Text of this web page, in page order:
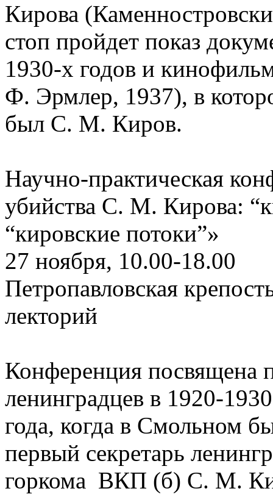
Кирова
стоп пройдет показ
1930-х годов и
Ф. Эрмлер, 1937), в
был С. М. Киров.
Научно-практическая
убийства С. М. Кирова:
“кировские потоки”»
27 ноября, 10.00-18.00
Петропавловская
лекторий
Конференция посвящена
ленинградцев в 1920-
года, когда в Смольном
первый секретарь
горкома ВКП (б) С. М.